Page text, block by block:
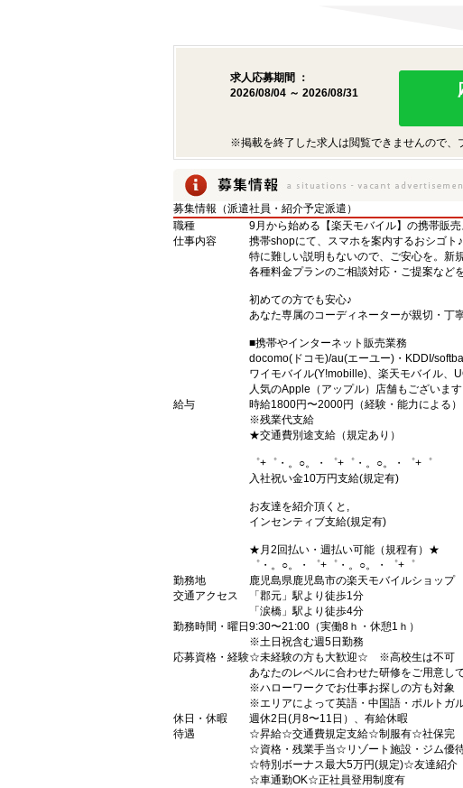
求人応募期間 ：
2026/08/04 ～ 2026/08/31
※掲載を終了した求人は閲覧できませんので、
募集情報（派遣社員・紹介予定派遣）
職種
9月から始める【楽天モバイル】の携帯販
仕事内容
携帯shopにて、スマホを案内するおシゴト♪
特に難しい説明もないので、ご安心を。新
各種料金プランのご相談対応・ご提案など
初めての方でも安心♪
あなた専属のコーディネーターが親切・
■携帯やインターネット販売業務
docomo(ドコモ)/au(エーユー)・KDDI/
ワイモバイル(Y!mobille)、楽天モバイル、
人気のApple（アップル）店舗もございます
給与
時給1800円〜2000円（経験・能力による）
※残業代支給
★交通費別途支給（規定あり）
゜+゜・。○。・゜+゜・。○。・゜+゜
入社祝い金10万円支給(規定有)
お友達を紹介頂くと,
インセンティブ支給(規定有)
★月2回払い・週払い可能（規程有）★
゜・。○。・゜+゜・。○。・゜+゜
勤務地
鹿児島県鹿児島市の楽天モバイルショップ
交通アクセス
「郡元」駅より徒歩1分
「涙橋」駅より徒歩4分
勤務時間・曜日 9:30〜21:00（実働8ｈ・休憩1ｈ）
※土日祝含む週5日勤務
応募資格・経験☆未経験の方も大歓迎☆ ※高校生は不可
あなたのレベルに合わせた研修をご用意し
※ハローワークでお仕事お探しの方も対象
※エリアによって英語・中国語・ポルトガ
休日・休暇
週休2日(月8〜11日）、有給休暇
待遇
☆昇給☆交通費規定支給☆制服有☆社保完
☆資格・残業手当☆リゾート施設・ジム優
☆特別ボーナス最大5万円(規定)☆友達紹介
☆車通勤OK☆正社員登用制度有